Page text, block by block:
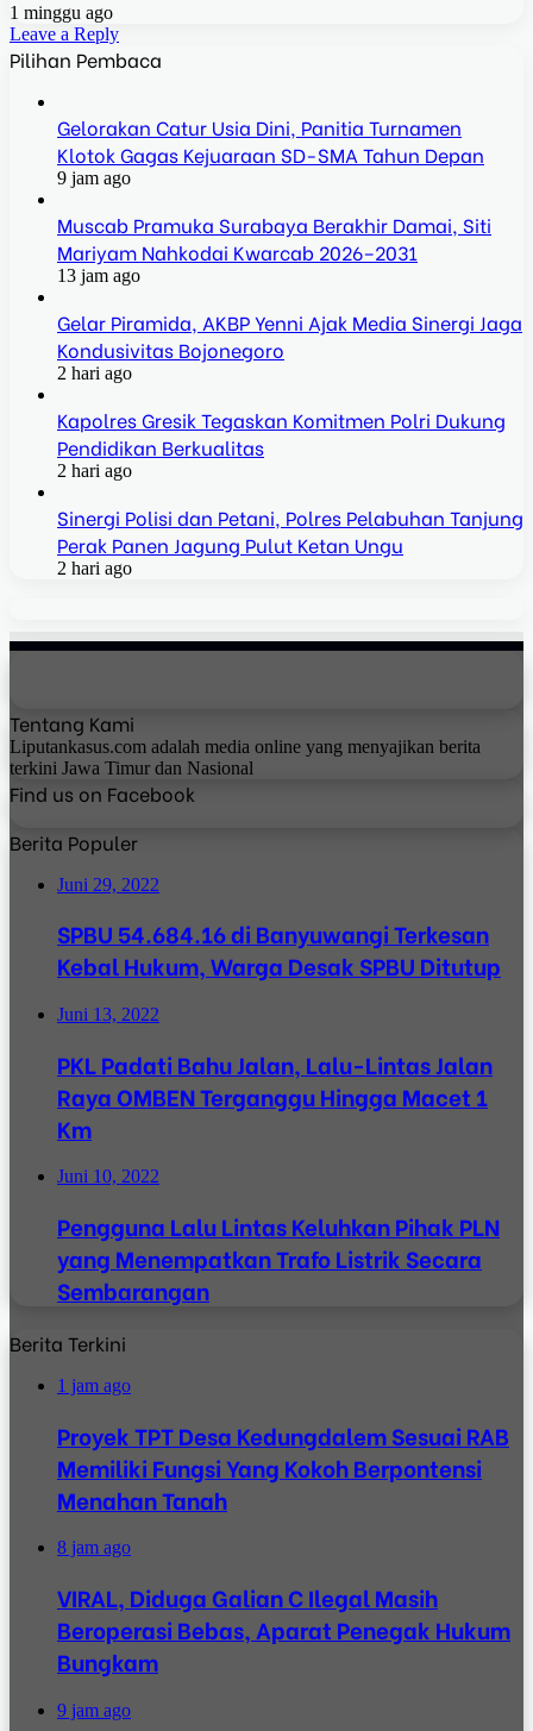
1 minggu ago
Leave a Reply
Pilihan Pembaca
Gelorakan Catur Usia Dini, Panitia Turnamen
Klotok Gagas Kejuaraan SD-SMA Tahun Depan
9 jam ago
Muscab Pramuka Surabaya Berakhir Damai, Siti
Mariyam Nahkodai Kwarcab 2026–2031
13 jam ago
Gelar Piramida, AKBP Yenni Ajak Media Sinergi Jaga
Kondusivitas Bojonegoro
2 hari ago
Kapolres Gresik Tegaskan Komitmen Polri Dukung
Pendidikan Berkualitas
2 hari ago
Sinergi Polisi dan Petani, Polres Pelabuhan Tanjung
Perak Panen Jagung Pulut Ketan Ungu
2 hari ago
Tentang Kami
Liputankasus.com adalah media online yang menyajikan berita
terkini Jawa Timur dan Nasional
Find us on Facebook
Berita Populer
Juni 29, 2022
SPBU 54.684.16 di Banyuwangi Terkesan
Kebal Hukum, Warga Desak SPBU Ditutup
Juni 13, 2022
PKL Padati Bahu Jalan, Lalu-Lintas Jalan
Raya OMBEN Terganggu Hingga Macet 1
Km
Juni 10, 2022
Pengguna Lalu Lintas Keluhkan Pihak PLN
yang Menempatkan Trafo Listrik Secara
Sembarangan
Berita Terkini
1 jam ago
Proyek TPT Desa Kedungdalem Sesuai RAB
Memiliki Fungsi Yang Kokoh Berpontensi
Menahan Tanah
8 jam ago
VIRAL, Diduga Galian C Ilegal Masih
Beroperasi Bebas, Aparat Penegak Hukum
Bungkam
9 jam ago